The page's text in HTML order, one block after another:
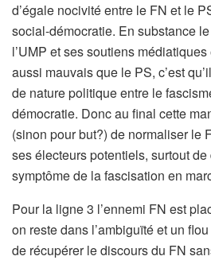
d’égale nocivité entre le FN et le
social-démocratie. En substance
l’UMP et ses soutiens
aussi mauvais que le PS, c’est
de nature politique entre le
démocratie. Donc au final cette
(sinon pour but?) de normaliser le
ses électeurs potentiels, surtout de
symptôme de la fascisation en
Pour la ligne 3 l’ennemi FN est
on reste dans l’ambiguïté et un
de récupérer le discours du FN